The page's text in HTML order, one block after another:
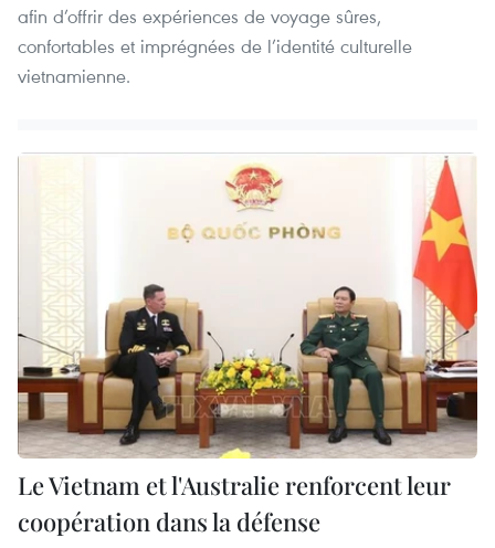
afin d’offrir des expériences de voyage sûres,
confortables et imprégnées de l’identité culturelle
vietnamienne.
Le Vietnam et l'Australie renforcent leur
coopération dans la défense